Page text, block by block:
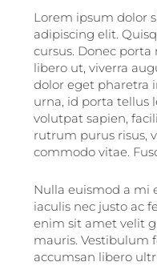
Lorem ipsum dolor
adipiscing elit.
cursus. Donec
libero ut, viverra
dolor eget pharetra
urna, id porta tellus
volutpat sapien,
rutrum purus risus,
commodo vitae.
Nulla euismod a mi
iaculis nec justo ac
enim sit amet velit
mauris. Vestibulum
accumsan libero